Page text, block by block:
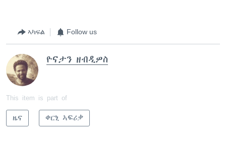
ኣካፍል Follow us
ዮናታን ዘብዲዎስ
This item is part of
ዜና ቀርኒ ኣፍሪቃ